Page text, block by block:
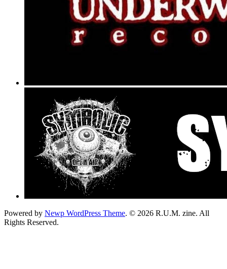
Powered by Newp WordPress Theme. © 2026 R.U.M. zine. All
Rights Reserved.